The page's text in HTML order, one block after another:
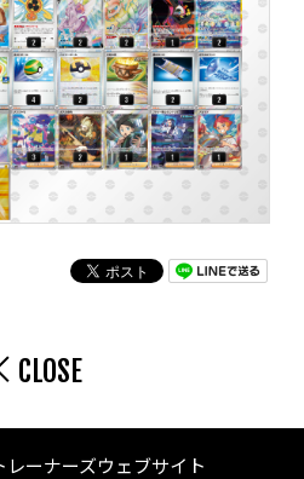
CLOSE
ーナーズウェブサイト